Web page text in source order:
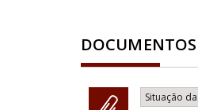
Situação